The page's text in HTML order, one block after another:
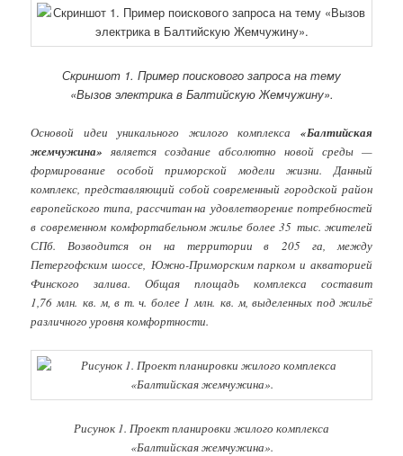
Скриншот 1. Пример поискового запроса на тему
«Вызов электрика в Балтийскую Жемчужину».
Основой идеи уникального жилого комплекса «Балтийская
жемчужина» является создание абсолютно новой среды —
формирование особой приморской модели жизни. Данный
комплекс, представляющий собой современный городской район
европейского типа, рассчитан на удовлетворение потребностей
в современном комфортабельном жилье более 35 тыс. жителей
СПб. Возводится он на территории в 205 га, между
Петергофским шоссе, Южно-Приморским парком и акваторией
Финского залива. Общая площадь комплекса составит
1,76 млн. кв. м, в т. ч. более 1 млн. кв. м, выделенных под жильё
различного уровня комфортности.
Рисунок 1. Проект планировки жилого комплекса
«Балтийская жемчужина».